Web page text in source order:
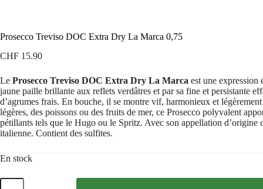
Prosecco Treviso DOC Extra Dry La Marca 0,75
CHF 15.90
Le Prosecco Treviso DOC Extra Dry La Marca est une
jaune paille brillante aux reflets verdâtres et par sa fine et persistante
d’agrumes frais. En bouche, il se montre vif, harmonieux et
légères, des poissons ou des fruits de mer, ce Prosecco polyvalent
pétillants tels que le Hugo ou le Spritz. Avec son appellation
italienne. Contient des sulfites.
En stock
quantité